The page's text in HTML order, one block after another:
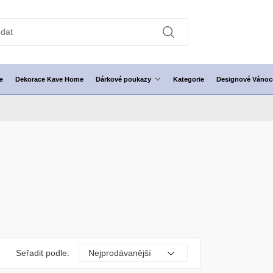
Dekorace Kave Home Dárkové poukazy Kategorie Designové
Seřadit podle: